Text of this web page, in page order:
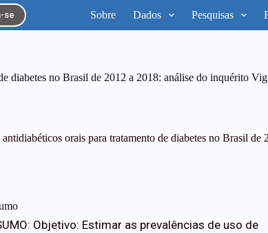
se Sobre Dados Pesquisas
diabetes no Brasil de 2012 a 2018: análise do inquérito
orais para tratamento de diabetes no Brasil
Objetivo: Estimar as prevalências de uso de